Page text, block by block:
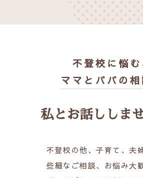
不登校に悩む
ママとパパの相
私とお話ししま
不登校の他、子育て、夫
些細なご相談、お悩み大